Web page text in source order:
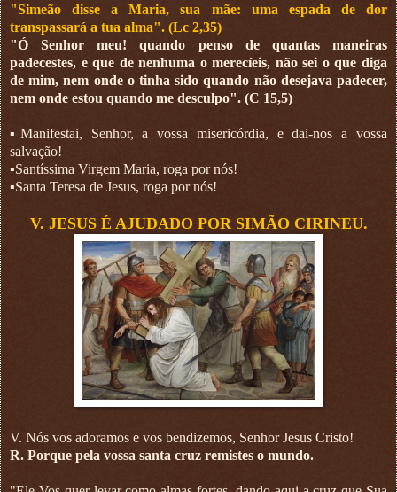
"Simeão disse a Maria, sua mãe: uma espada de dor
transpassará a tua alma". (Lc 2,35)
"Ó Senhor meu! quando penso de quantas maneiras
padecestes, e que de nenhuma o merecíeis, não sei o que diga
de mim, nem onde o tinha sido quando não desejava padecer,
nem onde estou quando me desculpo". (C 15,5)
▪︎Manifestai, Senhor, a vossa misericórdia, e dai-nos a vossa
salvação!
▪︎Santíssima Virgem Maria, roga por nós!
▪︎Santa Teresa de Jesus, roga por nós!
V. JESUS É AJUDADO POR SIMÃO CIRINEU.
V. Nós vos adoramos e vos bendizemos, Senhor Jesus Cristo!
R. Porque pela vossa santa cruz remistes o mundo.